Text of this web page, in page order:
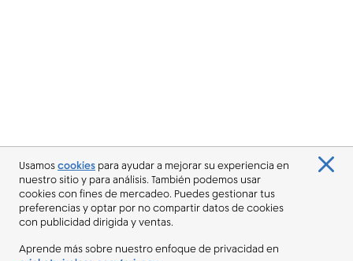
Usamoscookies para ayudar a mejorar su experiencia en
nuestro sitio y para análisis. También podemos usar
cookies con fines de mercadeo. Puedes gestionar tus
preferencias y optar por no compartir datos de cookies
con publicidad dirigida y ventas.
Aprende más sobre nuestro enfoque de privacidad en